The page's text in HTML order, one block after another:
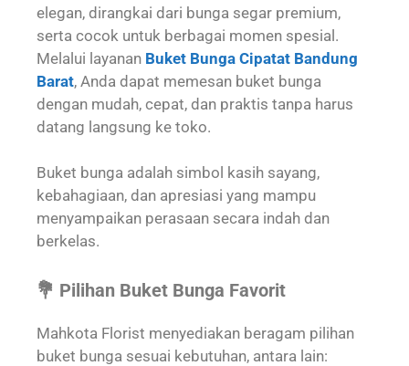
elegan, dirangkai dari bunga segar premium,
serta cocok untuk berbagai momen spesial.
Melalui layanan Buket Bunga Cipatat Bandung
Barat, Anda dapat memesan buket bunga
dengan mudah, cepat, dan praktis tanpa harus
datang langsung ke toko.
Buket bunga adalah simbol kasih sayang,
kebahagiaan, dan apresiasi yang mampu
menyampaikan perasaan secara indah dan
berkelas.
💐 Pilihan Buket Bunga Favorit
Mahkota Florist menyediakan beragam pilihan
buket bunga sesuai kebutuhan, antara lain: